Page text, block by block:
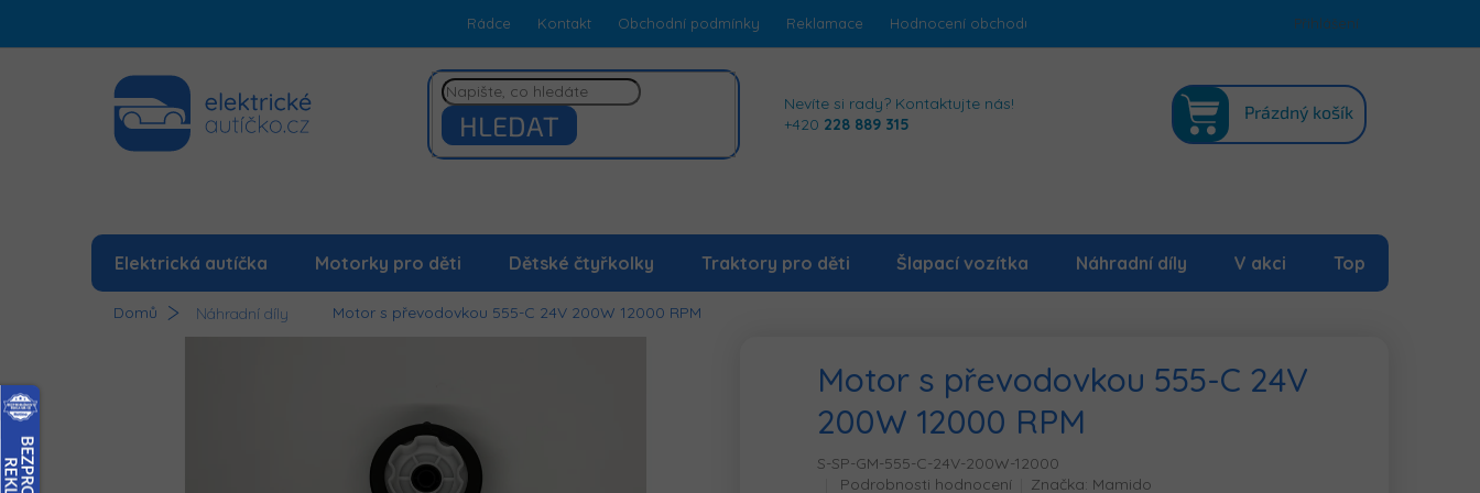
obsah
Rádce Kontakt Obchodní podmínky Reklamace Hodnocení obchodu Podmínky ochrany osobních údajů Mapa serveru
Přihlášení
HLEDAT
Nevíte si rady? Kontaktujte nás!
+420 228 889 315
KOŠÍK
Prázdný košík
Elektrická autíčka Motorky pro děti Dětské čtyřkolky Traktory pro děti Šlapací vozítka Náhradní díly V akci Top
Domů Náhradní díly Motor s převodovkou 555-C 24V 200W 12000 RPM
Motor s převodovkou 555-C 24V
200W 12000 RPM
S-SP-GM-555-C-24V-200W-12000
Průměrné
Podrobnosti hodnocení Značka: Mamido